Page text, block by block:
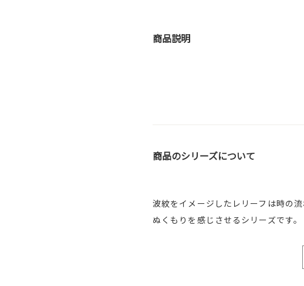
商品説明
商品のシリーズについて
波紋をイメージしたレリーフは時の
ぬくもりを感じさせるシリーズです。